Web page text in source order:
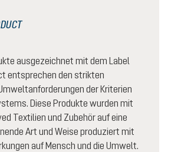
ausgezeichnet mit dem Label
entsprechen den strikten
der Kriterien
Diese Produkte wurden mit
Textilien und Zubehör auf eine
Art und Weise produziert mit
auf Mensch und die Umwelt.